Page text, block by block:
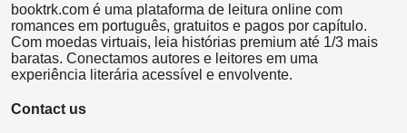
booktrk.com é uma plataforma de leitura online com
romances em português, gratuitos e pagos por capítulo.
Com moedas virtuais, leia histórias premium até 1/3 mais
baratas. Conectamos autores e leitores em uma
experiência literária acessível e envolvente.
Contact us